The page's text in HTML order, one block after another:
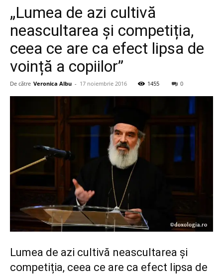
„Lumea de azi cultivă
neascultarea și competiția,
ceea ce are ca efect lipsa de
voință a copiilor”
De către Veronica Albu - 17 noiembrie 2016 1455 0
Lumea de azi cultivă neascultarea și
competiția, ceea ce are ca efect lipsa de